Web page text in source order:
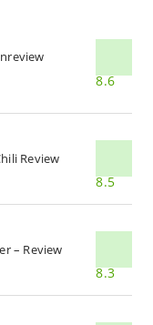
8.6
Review
8.5
– Review
8.3